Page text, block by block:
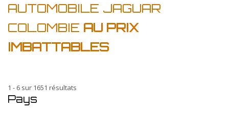
AUTOMOBILE JAGUAR
COLOMBIE AU PRIX
IMBATTABLES
1 - 6 sur 1651 résultats
Pays